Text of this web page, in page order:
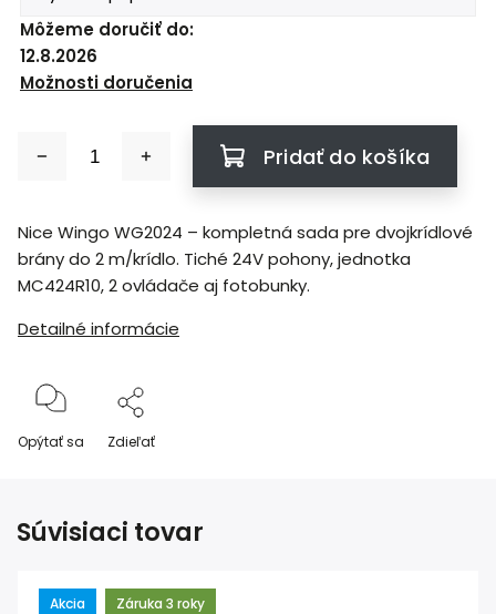
Môžeme doručiť do:
12.8.2026
Možnosti doručenia
Pridať do košíka
Nice Wingo WG2024 – kompletná sada pre dvojkrídlové
brány do 2 m/krídlo. Tiché 24V pohony, jednotka
MC424R10, 2 ovládače aj fotobunky.
Detailné informácie
Opýtať sa Zdieľať
Súvisiaci tovar
Akcia Záruka 3 roky